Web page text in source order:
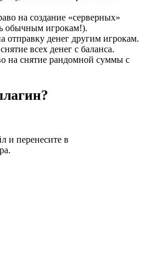
на создание «серверных»
обычным игрокам!).
денег другим игрокам.
всех денег с баланса.
на снятие рандомной суммы с
и перенесите в